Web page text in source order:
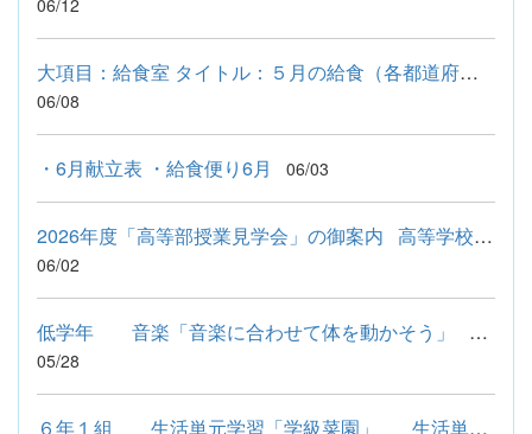
06/12
大項目：給食室 タイトル：５月の給食（各都道府県の料理） 〇 ...
06/08
・6月献立表 ・給食便り6月 06/03
2026年度「高等部授業見学会」の御案内 高等学校の1日体験入学...
06/02
低学年 音楽「音楽に合わせて体を動かそう」 音楽では、ペ...
05/28
６年１組 生活単元学習「学級菜園」 生活単元学習では、学...